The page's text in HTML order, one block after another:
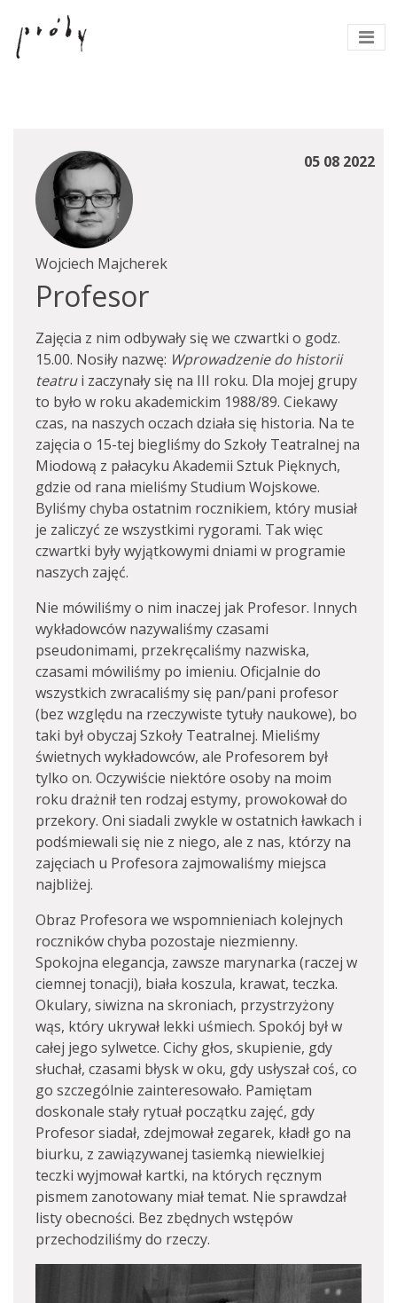
05 08 2022
Wojciech Majcherek
Profesor
Zajęcia z nim odbywały się we czwartki o godz.
15.00. Nosiły nazwę: Wprowadzenie do historii
teatrui zaczynały się na III roku. Dla mojej grupy
to było w roku akademickim 1988/89. Ciekawy
czas, na naszych oczach działa się historia. Na te
zajęcia o 15-tej biegliśmy do Szkoły Teatralnej na
Miodową z pałacyku Akademii Sztuk Pięknych,
gdzie od rana mieliśmy Studium Wojskowe.
Byliśmy chyba ostatnim rocznikiem, który musiał
je zaliczyć ze wszystkimi rygorami. Tak więc
czwartki były wyjątkowymi dniami w programie
naszych zajęć.
Nie mówiliśmy o nim inaczej jak Profesor. Innych
wykładowców nazywaliśmy czasami
pseudonimami, przekręcaliśmy nazwiska,
czasami mówiliśmy po imieniu. Oficjalnie do
wszystkich zwracaliśmy się pan/pani profesor
(bez względu na rzeczywiste tytuły naukowe), bo
taki był obyczaj Szkoły Teatralnej. Mieliśmy
świetnych wykładowców, ale Profesorem był
tylko on. Oczywiście niektóre osoby na moim
roku drażnił ten rodzaj estymy, prowokował do
przekory. Oni siadali zwykle w ostatnich ławkach i
podśmiewali się nie z niego, ale z nas, którzy na
zajęciach u Profesora zajmowaliśmy miejsca
najbliżej.
Obraz Profesora we wspomnieniach kolejnych
roczników chyba pozostaje niezmienny.
Spokojna elegancja, zawsze marynarka (raczej w
ciemnej tonacji), biała koszula, krawat, teczka.
Okulary, siwizna na skroniach, przystrzyżony
wąs, który ukrywał lekki uśmiech. Spokój był w
całej jego sylwetce. Cichy głos, skupienie, gdy
słuchał, czasami błysk w oku, gdy usłyszał coś, co
go szczególnie zainteresowało. Pamiętam
doskonale stały rytuał początku zajęć, gdy
Profesor siadał, zdejmował zegarek, kładł go na
biurku, z zawiązywanej tasiemką niewielkiej
teczki wyjmował kartki, na których ręcznym
pismem zanotowany miał temat. Nie sprawdzał
listy obecności. Bez zbędnych wstępów
przechodziliśmy do rzeczy.